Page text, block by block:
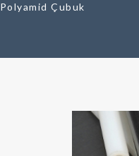
Polyamid Çubuk